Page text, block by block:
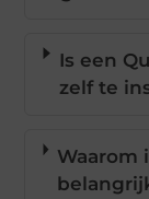
Is een
zelf te
Waarom